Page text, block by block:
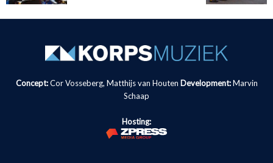
Concept:Cor Vosseberg, Matthijs van Houten Development: Marvin
Schaap
Hosting: